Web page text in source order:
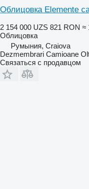
Облицовка Elemente
2 154 000 UZS 821 RON ≈
Облицовка
Румыния, Craiova
Dezmembrari Camioane
Связаться с продавцом